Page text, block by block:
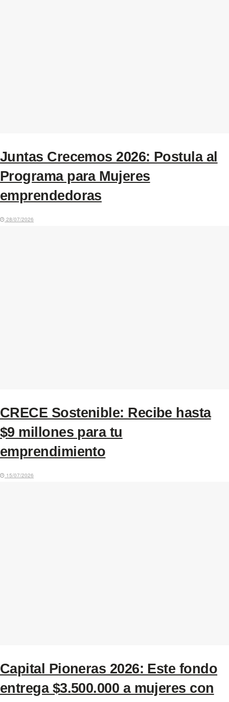
Juntas Crecemos 2026: Postula al
Programa para Mujeres
emprendedoras
28/07/2026
CRECE Sostenible: Recibe hasta
$9 millones para tu
emprendimiento
15/07/2026
Capital Pioneras 2026: Este fondo
entrega $3.500.000 a mujeres con